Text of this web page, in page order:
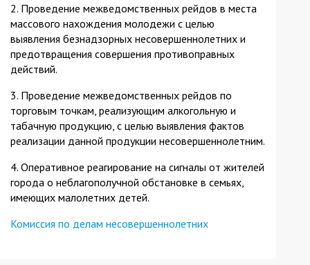
2. Проведение межведомственных рейдов в места
массового нахождения молодежи с целью
выявления безнадзорных несовершеннолетних и
предотвращения совершения противоправных
действий.
3. Проведение межведомственных рейдов по
торговым точкам, реализующим алкогольную и
табачную продукцию, с целью выявления фактов
реализации данной продукции несовершеннолетним.
4. Оперативное реагирование на сигналы от жителей
города о неблагополучной обстановке в семьях,
имеющих малолетних детей.
Комиссия по делам несовершеннолетних